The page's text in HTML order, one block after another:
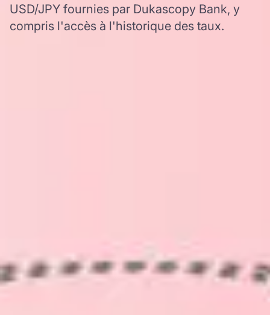
USD/JPY fournies par Dukascopy Bank, y
compris l'accès à l'historique des taux.